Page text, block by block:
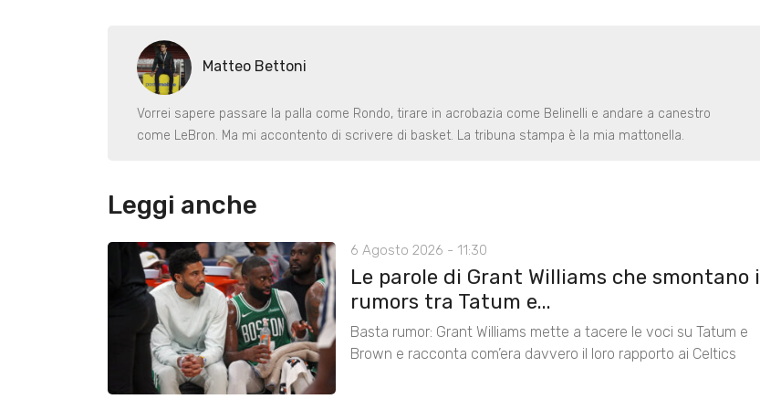
Matteo Bettoni
Vorrei sapere passare la palla come Rondo, tirare in acrobazia come Belinelli e andare a canestro
come LeBron. Ma mi accontento di scrivere di basket. La tribuna stampa è la mia mattonella.
Leggi anche
6 Agosto 2026 - 11:30
Le parole di Grant Williams che smontano i
rumors tra Tatum e...
Basta rumor: Grant Williams mette a tacere le voci su Tatum e
Brown e racconta com’era davvero il loro rapporto ai Celtics